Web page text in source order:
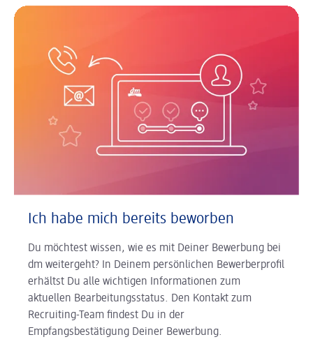
Ich habe mich bereits beworben
Du möchtest wissen, wie es mit Deiner Bewerbung bei
dm weitergeht? In Deinem persönlichen Bewerberprofil
erhältst Du alle wichtigen Informationen zum
aktuellen Bearbeitungsstatus. Den Kontakt zum
Recruiting-Team findest Du in der
Empfangsbestätigung Deiner Bewerbung.